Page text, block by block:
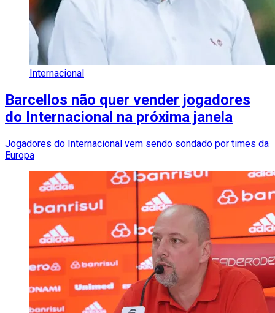
Internacional
Barcellos não quer vender jogadores
do Internacional na próxima janela
Jogadores do Internacional vem sendo sondado por times da
Europa